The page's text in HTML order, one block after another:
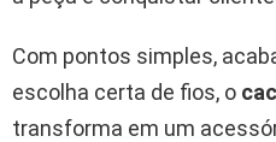
Com pontos simples,
escolha certa de fios, o
transforma em um